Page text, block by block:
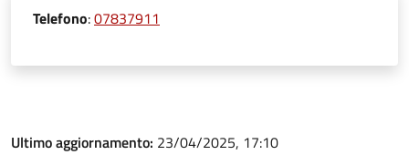
Telefono:07837911
Ultimo aggiornamento: 23/04/2025, 17:10